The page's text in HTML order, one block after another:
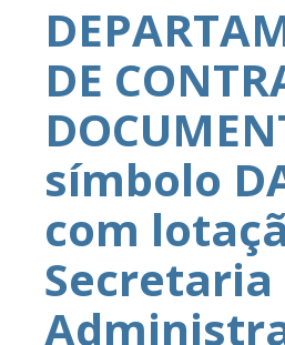
DE
símbolo
com
Secretaria